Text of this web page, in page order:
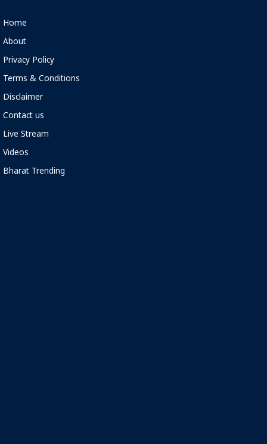
Home
About
Privacy Policy
Terms & Conditions
Disclaimer
Contact us
Live Stream
Videos
Bharat Trending